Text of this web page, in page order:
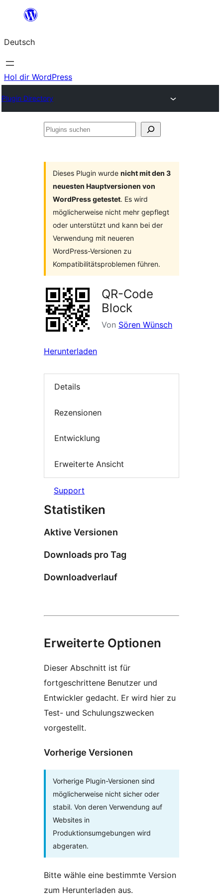
springen
Deutsch
Hol dir WordPress
Plugin Directory
Plugins
Dieses Plugin wurde nicht mit den 3
neuesten Hauptversionen von
WordPress getestet. Es wird
möglicherweise nicht mehr gepflegt
oder unterstützt und kann bei der
Verwendung mit neueren
WordPress-Versionen zu
Kompatibilitätsproblemen führen.
QR-Code
Block
Von Sören Wünsch
Herunterladen
Details
Rezensionen
Entwicklung
Erweiterte Ansicht
Support
Statistiken
Aktive Versionen
Downloads pro Tag
Downloadverlauf
Erweiterte Optionen
Dieser Abschnitt ist für
fortgeschrittene Benutzer und
Entwickler gedacht. Er wird hier zu
Test- und Schulungszwecken
vorgestellt.
Vorherige Versionen
Vorherige Plugin-Versionen sind
möglicherweise nicht sicher oder
stabil. Von deren Verwendung auf
Websites in
Produktionsumgebungen wird
abgeraten.
Bitte wähle eine bestimmte Version
zum Herunterladen aus.